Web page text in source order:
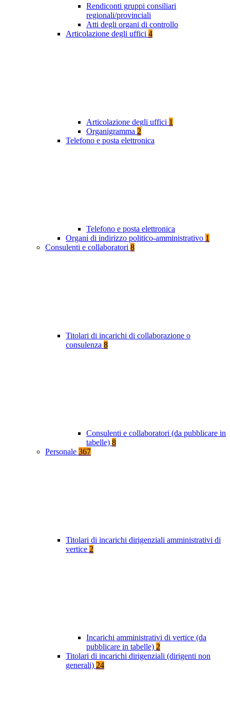
Rendiconti gruppi consiliari
regionali/provinciali
Atti degli organi di controllo
Articolazione degli uffici 4
Articolazione degli uffici 1
Organigramma 2
Telefono e posta elettronica
Telefono e posta elettronica
Organi di indirizzo politico-amministrativo 1
Consulenti e collaboratori 8
Titolari di incarichi di collaborazione o
consulenza 8
Consulenti e collaboratori (da pubblicare in
tabelle) 8
Personale 367
Titolari di incarichi dirigenziali amministrativi di
vertice 2
Incarichi amministrativi di vertice (da
pubblicare in tabelle) 2
Titolari di incarichi dirigenziali (dirigenti non
generali) 24